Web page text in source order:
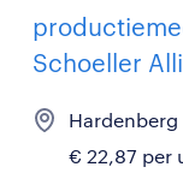
Schoeller
Hardenberg
€ 22,87 per